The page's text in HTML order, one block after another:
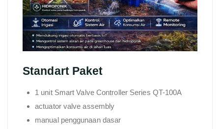
Standart Paket
1 unit Smart Valve Controller Series QT-100A
actuator valve assembly
manual penggunaan dasar